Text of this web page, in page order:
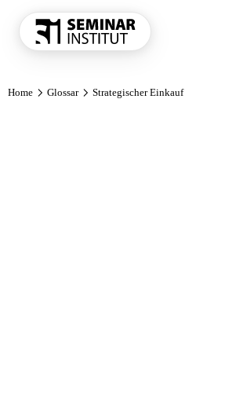
Home Glossar Strategischer Einkauf